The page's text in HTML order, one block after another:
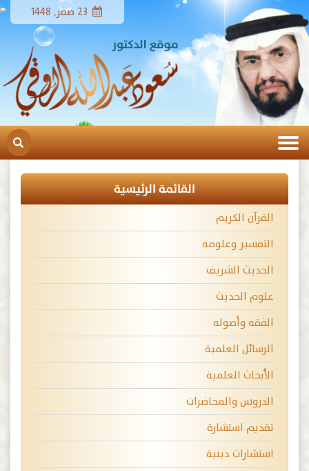
القائمة الرئيسية
القرآن الكريم
التفسير وعلومه
الحديث الشريف
علوم الحديث
الفقه وأصوله
الرسائل العلمية
الأبحاث العلمية
الدروس والمحاضرات
تقديم استشارة
استشارات دينية